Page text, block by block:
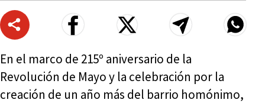
En el marco de 215º aniversario de la
Revolución de Mayo y la celebración por la
creación de un año más del barrio homónimo,